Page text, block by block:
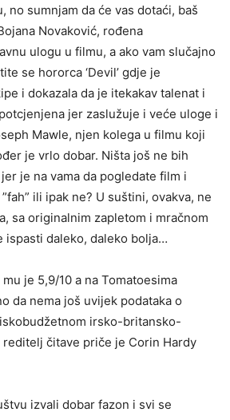
no sumnjam da će vas dotaći, baš
Novaković, rođena
ulogu u filmu, a ako vam slučajno
se hororca ‘Devil’ gdje je
i dokazala da je itekakav talenat i
jer zaslužuje i veće uloge i
Mawle, njen kolega u filmu koji
je vrlo dobar. Ništa još ne bih
je na vama da pogledate film i
ili ipak ne? U suštini, ovakva, ne
sa originalnim zapletom i mračnom
ispasti daleko, daleko bolja…
je 5,9/10 a na Tomatoesima
da nema još uvijek podataka o
irsko-britansko-
čitave priče je Corin Hardy
izvali dobar fazon i svi se